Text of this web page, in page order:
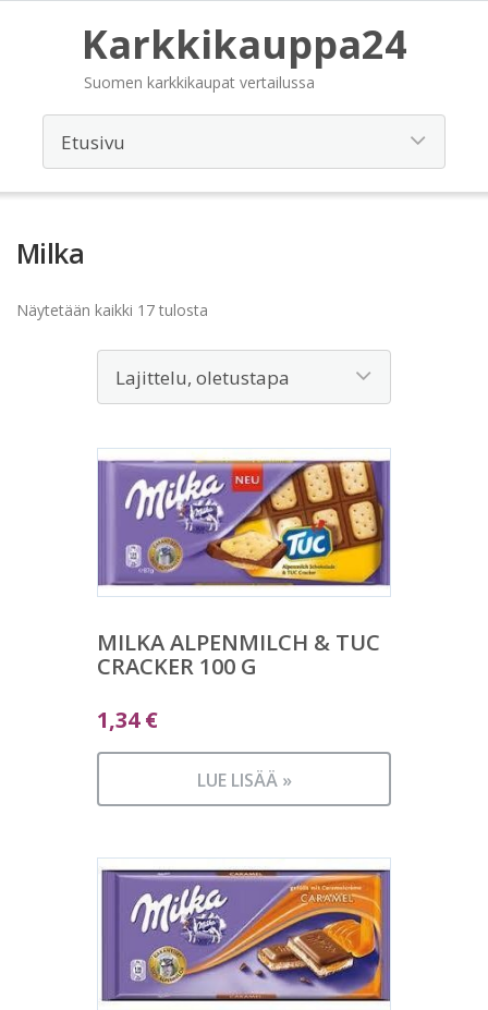
Karkkikauppa24
Suomen karkkikaupat vertailussa
Milka
Näytetään kaikki 17 tulosta
MILKA ALPENMILCH & TUC
CRACKER 100 G
1,34€
LUE LISÄÄ »